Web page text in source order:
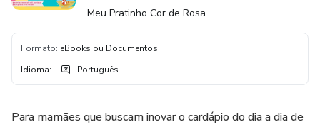
Meu Pratinho Cor de Rosa
Formato: eBooks ou Documentos
Idioma: Português
Para mamães que buscam inovar o cardápio do dia a dia de